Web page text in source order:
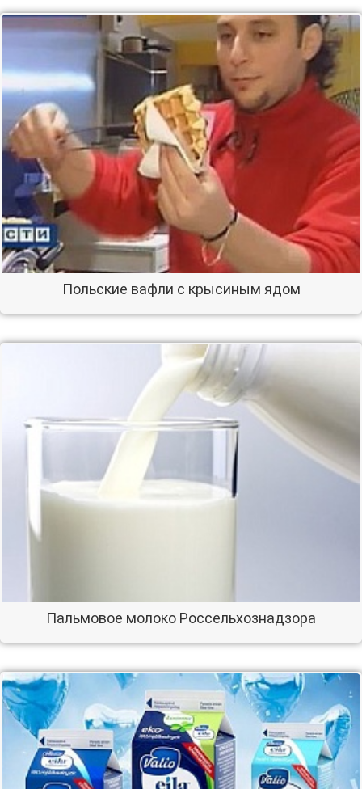
Польские вафли с крысиным ядом
Пальмовое молоко Россельхознадзора